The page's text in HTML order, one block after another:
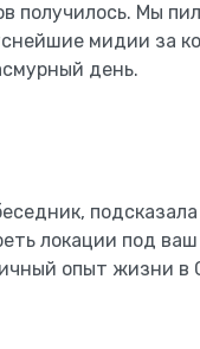
получилось. Мы
мидии за
день.
локации под
опыт жизни в